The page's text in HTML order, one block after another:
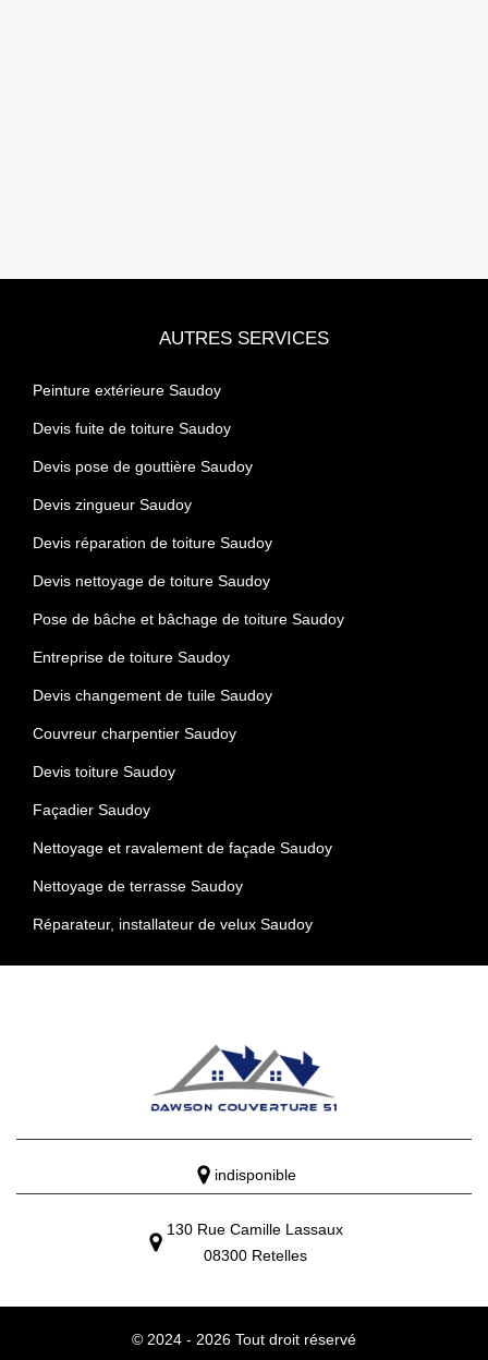
AUTRES SERVICES
Peinture extérieure Saudoy
Devis fuite de toiture Saudoy
Devis pose de gouttière Saudoy
Devis zingueur Saudoy
Devis réparation de toiture Saudoy
Devis nettoyage de toiture Saudoy
Pose de bâche et bâchage de toiture Saudoy
Entreprise de toiture Saudoy
Devis changement de tuile Saudoy
Couvreur charpentier Saudoy
Devis toiture Saudoy
Façadier Saudoy
Nettoyage et ravalement de façade Saudoy
Nettoyage de terrasse Saudoy
Réparateur, installateur de velux Saudoy
indisponible
130 Rue Camille Lassaux
08300 Retelles
© 2024 - 2026 Tout droit réservé